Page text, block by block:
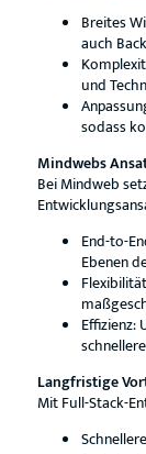
Breites
auch
und
sodass
Mindwebs
Bei Mindweb
End-to-
Ebenen
Effizienz:
Langfristige
Mit Full-Stack-